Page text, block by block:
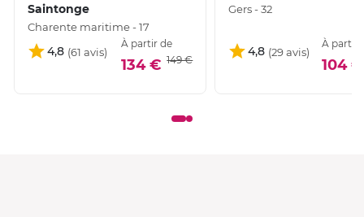
Saintonge
Charente maritime - 17
4,8
À partir de
134 € 149 €
Gers - 32
4,8
À partir
104 €